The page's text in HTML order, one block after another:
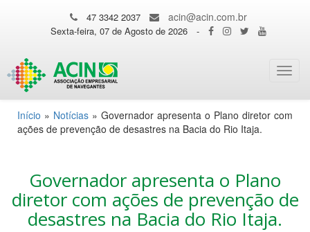
47 3342 2037 acin@acin.com.br
Sexta-feira, 07 de Agosto de 2026 -
Início » Notícias » Governador apresenta o Plano diretor com
ações de prevenção de desastres na Bacia do Rio Itaja.
Governador apresenta o Plano
diretor com ações de prevenção de
desastres na Bacia do Rio Itaja.